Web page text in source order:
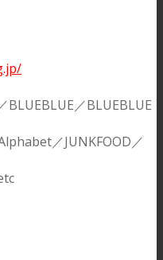
BLUEBLUE／BLUEBLUE
／JUNKFOOD／